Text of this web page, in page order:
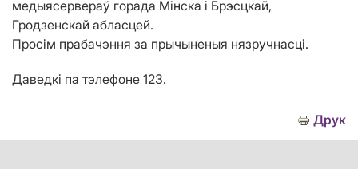
медыясервераў горада Мінска і Брэсцкай,
Гродзенскай абласцей.
Просім прабачэння за прычыненыя нязручнасці.
Даведкі па тэлефоне 123.
Друк